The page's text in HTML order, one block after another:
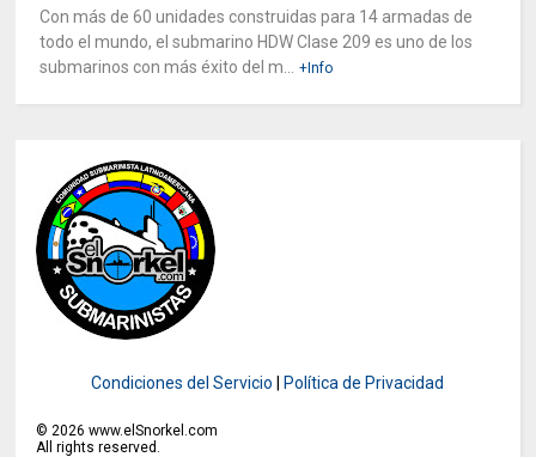
Con más de 60 unidades construidas para 14 armadas de
todo el mundo, el submarino HDW Clase 209 es uno de los
submarinos con más éxito del m...
+Info
Condiciones del Servicio Política de Privacidad
© 2026 www.elSnorkel.com
All rights reserved.